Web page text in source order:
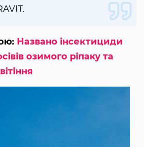
Названо інсектициди
озимого ріпаку та